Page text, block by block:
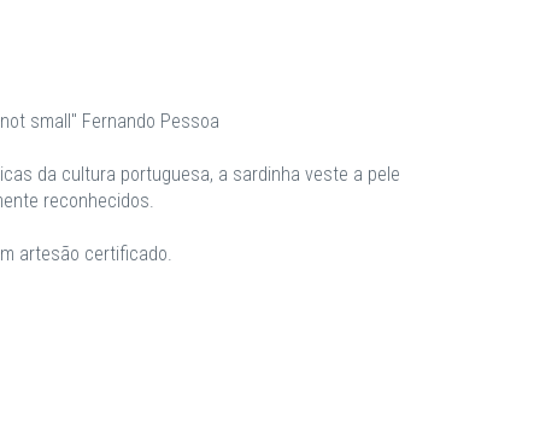
small" Fernando Pessoa
da cultura portuguesa, a sardinha veste a pele
reconhecidos.
artesão certificado.